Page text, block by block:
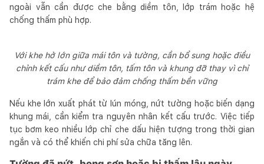
ngoài vẫn cần được che bằng diềm tôn, lớp trám hoặc hệ
chống thấm phù hợp.
Với khe hở lớn giữa mái tôn và tường, cần bổ sung hoặc điều
chỉnh kết cấu như diềm tôn, tấm tôn và khung đỡ thay vì chỉ
trám khe để bảo đảm chống thấm bền vững
Nếu khe lớn xuất phát từ lún móng, nứt tường hoặc biến dạng
khung mái, cần kiểm tra nguyên nhân kết cấu trước. Việc tiếp
tục bơm keo nhiều lớp chỉ che dấu hiện tượng trong thời gian
ngắn và có thể khiến chi phí sửa chữa tăng lên.